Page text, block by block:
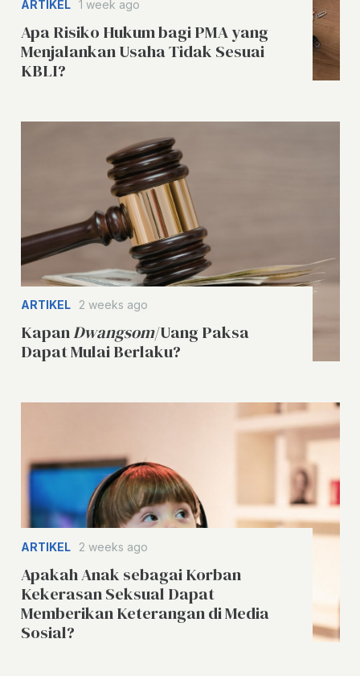
ARTIKEL 1 week ago
Apa Risiko Hukum bagi PMA yang
Menjalankan Usaha Tidak Sesuai
KBLI?
ARTIKEL 2 weeks ago
KapanDwangsom/Uang Paksa
Dapat Mulai Berlaku?
ARTIKEL 2 weeks ago
Apakah Anak sebagai Korban
Kekerasan Seksual Dapat
Memberikan Keterangan di Media
Sosial?